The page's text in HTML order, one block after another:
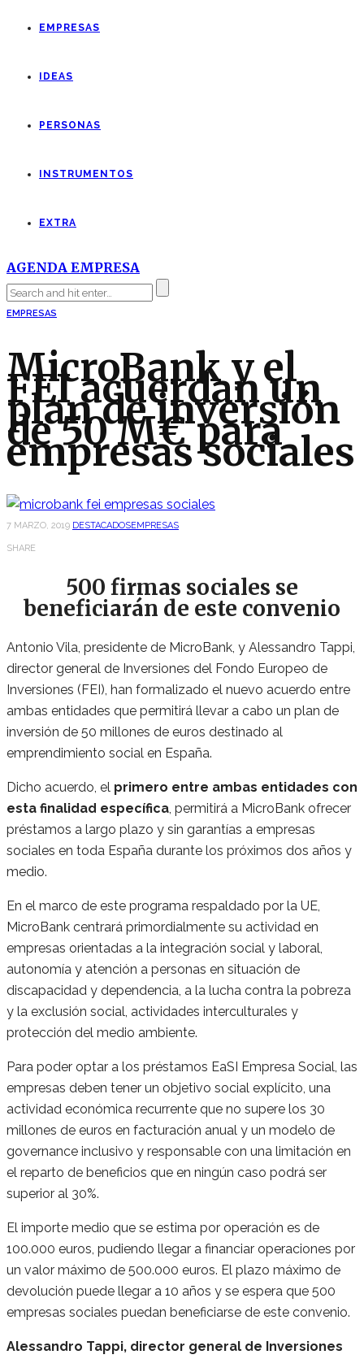
EMPRESAS
IDEAS
PERSONAS
INSTRUMENTOS
EXTRA
AGENDA EMPRESA
EMPRESAS
MicroBank y el
FEI acuerdan un
plan de inversión
de 50 M€ para
empresas sociales
7 MARZO, 2019 DESTACADOSEMPRESAS
SHARE
500 firmas sociales se
beneficiarán de este convenio
Antonio Vila, presidente de MicroBank, y Alessandro Tappi,
director general de Inversiones del Fondo Europeo de
Inversiones (FEI), han formalizado el nuevo acuerdo entre
ambas entidades que permitirá llevar a cabo un plan de
inversión de 50 millones de euros destinado al
emprendimiento social en España.
Dicho acuerdo, el primero entre ambas entidades con
esta finalidad específica , permitirá a MicroBank ofrecer
préstamos a largo plazo y sin garantías a empresas
sociales en toda España durante los próximos dos años y
medio.
En el marco de este programa respaldado por la UE,
MicroBank centrará primordialmente su actividad en
empresas orientadas a la integración social y laboral,
autonomía y atención a personas en situación de
discapacidad y dependencia, a la lucha contra la pobreza
y la exclusión social, actividades interculturales y
protección del medio ambiente.
Para poder optar a los préstamos EaSI Empresa Social, las
empresas deben tener un objetivo social explícito, una
actividad económica recurrente que no supere los 30
millones de euros en facturación anual y un modelo de
governance inclusivo y responsable con una limitación en
el reparto de beneficios que en ningún caso podrá ser
superior al 30%.
El importe medio que se estima por operación es de
100.000 euros, pudiendo llegar a financiar operaciones por
un valor máximo de 500.000 euros. El plazo máximo de
devolución puede llegar a 10 años y se espera que 500
empresas sociales puedan beneficiarse de este convenio.
Alessandro Tappi, director general de Inversiones